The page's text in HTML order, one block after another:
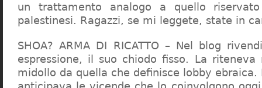
un trattamento analogo a quello
palestinesi. Ragazzi, se mi leggete, state in
SHOA? ARMA DI RICATTO – Nel blog
espressione, il suo chiodo fisso. La
midollo da quella che definisce lobby ebraica.